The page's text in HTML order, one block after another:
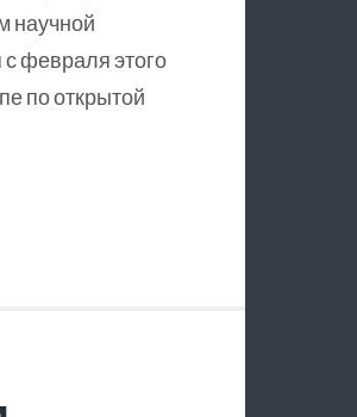
научной
февраля этого
по открытой